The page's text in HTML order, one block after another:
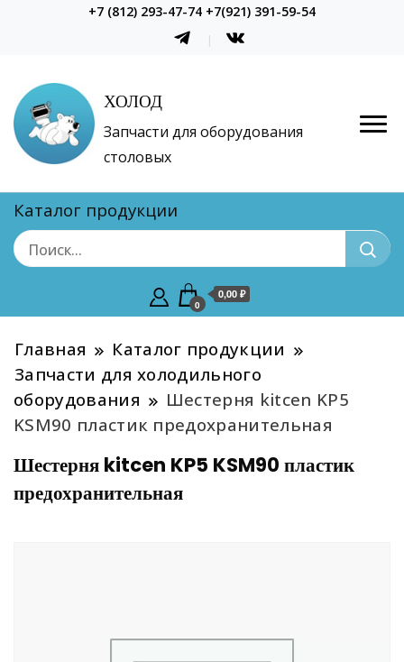
+7 (812) 293-47-74 +7(921) 391-59-54
ХОЛОД
Запчасти для оборудования
столовых
Каталог продукции
0
0,00 ₽
Главная
Каталог продукции
Запчасти для холодильного
оборудования
Шестерня kitcen KP5
KSM90 пластик предохранительная
Шестерня kitcen KP5 KSM90 пластик
предохранительная